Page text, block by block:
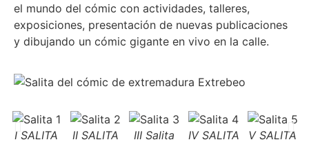
el mundo del cómic con actividades, talleres,
exposiciones, presentación de nuevas publicaciones
y dibujando un cómic gigante en vivo en la calle.
I SALITA II SALITA III Salita IV SALITA V SALITA